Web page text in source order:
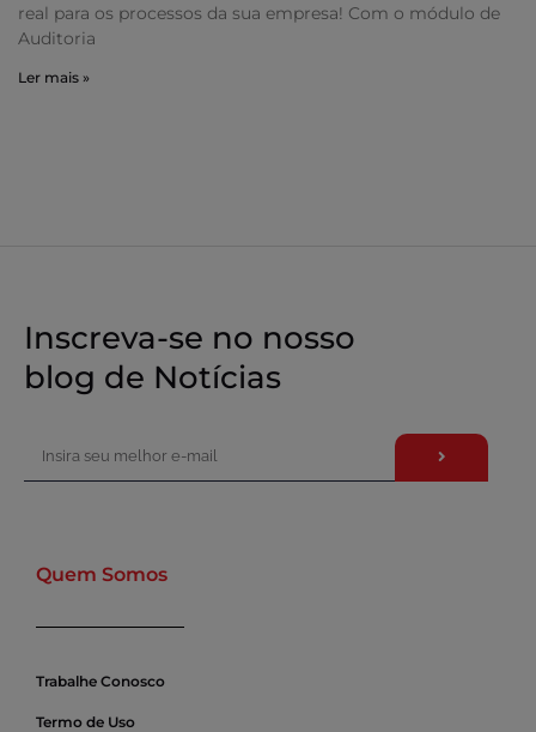
real para os processos da sua empresa! Com o módulo de
Auditoria
Ler mais »
Inscreva-se no nosso
blog de Notícias
Quem Somos
Trabalhe Conosco
Termo de Uso